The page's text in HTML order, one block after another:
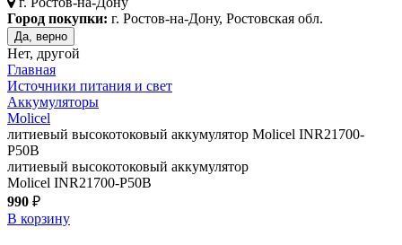
Город покупки: г. Ростов-на-Дону, Ростовская обл.
Да, верно
Нет, другой
Главная
Источники питания и свет
Аккумуляторы
Molicel
литиевый высокотоковый аккумулятор Molicel INR21700-
P50B
литиевый высокотоковый аккумулятор
Molicel INR21700-P50B
990 ₽
В корзину